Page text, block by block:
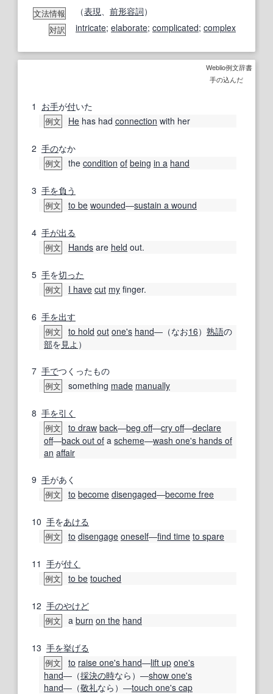
文法情報 （表現 前形容詞）
対訳 intricate; elaborate; complicated; complex
Weblio例文辞書
手の込んだ
1 お手が付いた
例文 He has had connection with her
2 手のなか
例文 the condition of being in a hand
3 手を負う
例文 to be wounded―sustain a wound
4 手が出る
例文 Hands are held out.
5 手を切った
例文 I have cut my finger.
6 手を出す
例文 to hold out one's hand―（なお16） 熟語の
部を 見よ ）
7 手でつくったもの
例文 something made manually
8 手を引く
例文 to draw back―beg off―cry off―declare
off―back out of a scheme―wash one's hands of
an affair
9 手があく
例文 to become disengaged―become free
10 手をあける
例文 to disengage oneself―find time to spare
11 手が付く
例文 to be touched
12 手のやけど
例文 a burn on the hand
13 手を挙げる
例文 to raise one's hand―lift up one's
hand―（採決の時なら）―show one's
hand―（敬礼なら）―touch one's cap